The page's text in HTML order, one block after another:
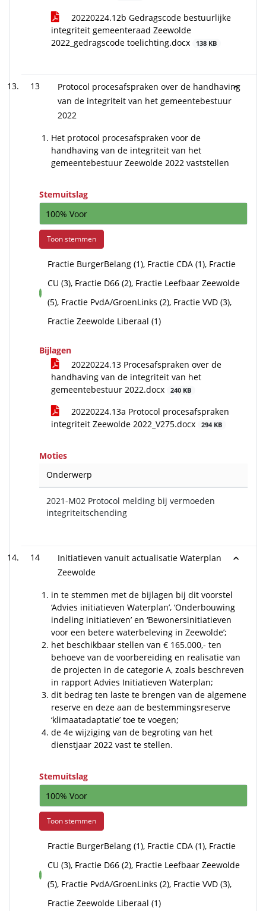
20220224.12b Gedragscode bestuurlijke
integriteit gemeenteraad Zeewolde
2022_gedragscode toelichting.docx
138 KB
13
Protocol procesafspraken over de handhaving
van de integriteit van het gemeentebestuur
2022
Het protocol procesafspraken voor de
handhaving van de integriteit van het
gemeentebestuur Zeewolde 2022 vaststellen
Stemuitslag
100% Voor
Toon stemmen
voor
Fractie BurgerBelang (1), Fractie CDA (1), Fractie
CU (3), Fractie D66 (2), Fractie Leefbaar Zeewolde
(5), Fractie PvdA/GroenLinks (2), Fractie VVD (3),
Fractie Zeewolde Liberaal (1)
Bijlagen
20220224.13 Procesafspraken over de
handhaving van de integriteit van het
gemeentebestuur 2022.docx
240 KB
20220224.13a Protocol procesafspraken
integriteit Zeewolde 2022_V275.docx
294 KB
Moties
Onderwerp
2021-M02 Protocol melding bij vermoeden
integriteitschending
14
Initiatieven vanuit actualisatie Waterplan
Zeewolde
in te stemmen met de bijlagen bij dit voorstel
‘Advies initiatieven Waterplan’, ‘Onderbouwing
indeling initiatieven’ en ‘Bewonersinitiatieven
voor een betere waterbeleving in Zeewolde’;
het beschikbaar stellen van € 165.000,- ten
behoeve van de voorbereiding en realisatie van
de projecten in de categorie A, zoals beschreven
in rapport Advies Initiatieven Waterplan;
dit bedrag ten laste te brengen van de algemene
reserve en deze aan de bestemmingsreserve
‘klimaatadaptatie’ toe te voegen;
de 4e wijziging van de begroting van het
dienstjaar 2022 vast te stellen.
Stemuitslag
100% Voor
Toon stemmen
voor
Fractie BurgerBelang (1), Fractie CDA (1), Fractie
CU (3), Fractie D66 (2), Fractie Leefbaar Zeewolde
(5), Fractie PvdA/GroenLinks (2), Fractie VVD (3),
Fractie Zeewolde Liberaal (1)